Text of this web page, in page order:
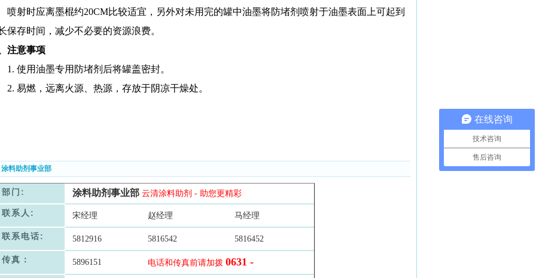
喷射时应离墨棍约20CM比较适宜，另外对未用完的罐中油墨将防堵剂喷射于油墨表面上可起到
保存时间，减少不必要的资源浪费。
注意事项
1. 使用油墨专用防堵剂后将罐盖密封。
2. 易燃，远离火源、热源，存放于阴凉干燥处。
涂料助剂事业部
部门: 涂料助剂事业部云清涂料助剂 - 助您更精彩
联系人: 宋经理 赵经理 马经理
联系电话: 5812916 5816542 5816452
传真： 5896151 电话和传真前请加拨 0631 -
在线咨询
技术咨询
售后咨询